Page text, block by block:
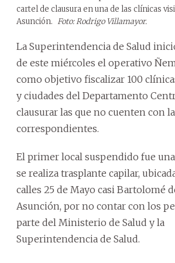
cartel de clausura en una de las clínicas
Asunción. Foto: Rodrigo Villamayor.
La Superintendencia de Salud
de este miércoles el operativo
como objetivo fiscalizar 100
y ciudades del Departamento
clausurar las que no cuenten con
correspondientes.
El primer local suspendido fue
se realiza trasplante capilar,
calles 25 de Mayo casi Bartolomé
Asunción, por no contar con los
parte del Ministerio de Salud y la
Superintendencia de Salud.